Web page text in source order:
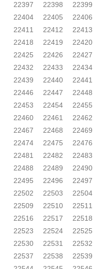
22397
22398 22399
22404
22405 22406
22411
22412 22413
22418
22419 22420
22425
22426 22427
22432
22433 22434
22439
22440 22441
22446
22447 22448
22453
22454 22455
22460
22461 22462
22467
22468 22469
22474
22475 22476
22481
22482 22483
22488
22489 22490
22495
22496 22497
22502
22503 22504
22509
22510 22511
22516
22517 22518
22523
22524 22525
22530
22531 22532
22537
22538 22539